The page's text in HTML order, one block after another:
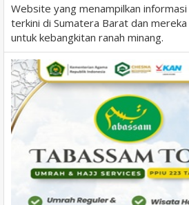
Website yang menampilkan
terkini di Sumatera Barat dan
untuk kebangkitan ranah minang.